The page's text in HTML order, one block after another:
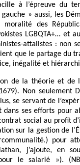
à l’épreuve du
» aussi, les
des
LGBQTA+… et
attalistes : non
que le partage du
inégalité et
de la théorie et de
Non seulement
se servant de
dans ses efforts pour
social au profit
sur la gestion de
pour
j’ajoute, en
le salarié »).